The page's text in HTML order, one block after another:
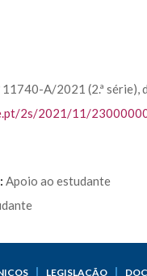
11740-A/2021 (2.ª série),
2s/2021/11/
Apoio ao estudante
LEGISLAÇÃO